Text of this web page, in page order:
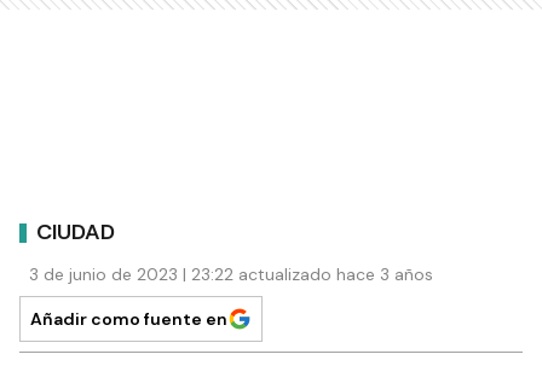
CIUDAD
3 de junio de 2023 | 23:22 actualizado hace 3 años
Añadir como fuente en